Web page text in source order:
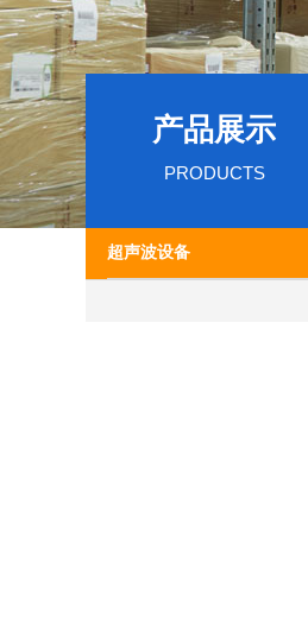
产品展示
PRODUCTS
超声波设备